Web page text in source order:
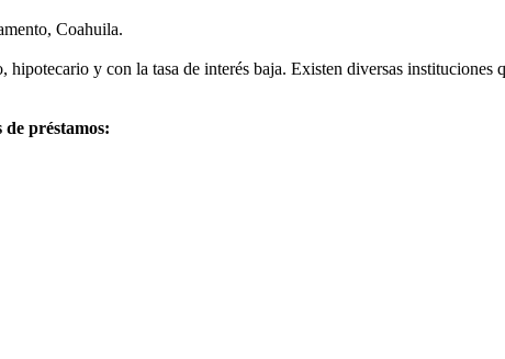
Coahuila.
y con la tasa de interés baja. Existen diversas instituciones
préstamos: